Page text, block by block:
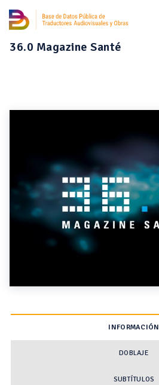
36.0 Magazine Santé
INFORMACIÓN
DOBLAJE
SUBTÍTULOS